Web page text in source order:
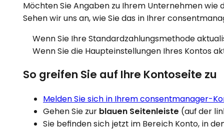
Möchten Sie Angaben zu Ihrem Unternehmen wie
Sehen wir uns an, wie Sie das in Ihrer
Wenn Sie Ihre Standardzahlungsmethode
Wenn Sie die Haupteinstellungen Ihres Kontos
So greifen Sie auf Ihre Kontoseite zu
Melden Sie sich in Ihrem consentmanager-
Gehen Sie zur blauen Seitenleiste (auf der
Sie befinden sich jetzt im Bereich Konto, in